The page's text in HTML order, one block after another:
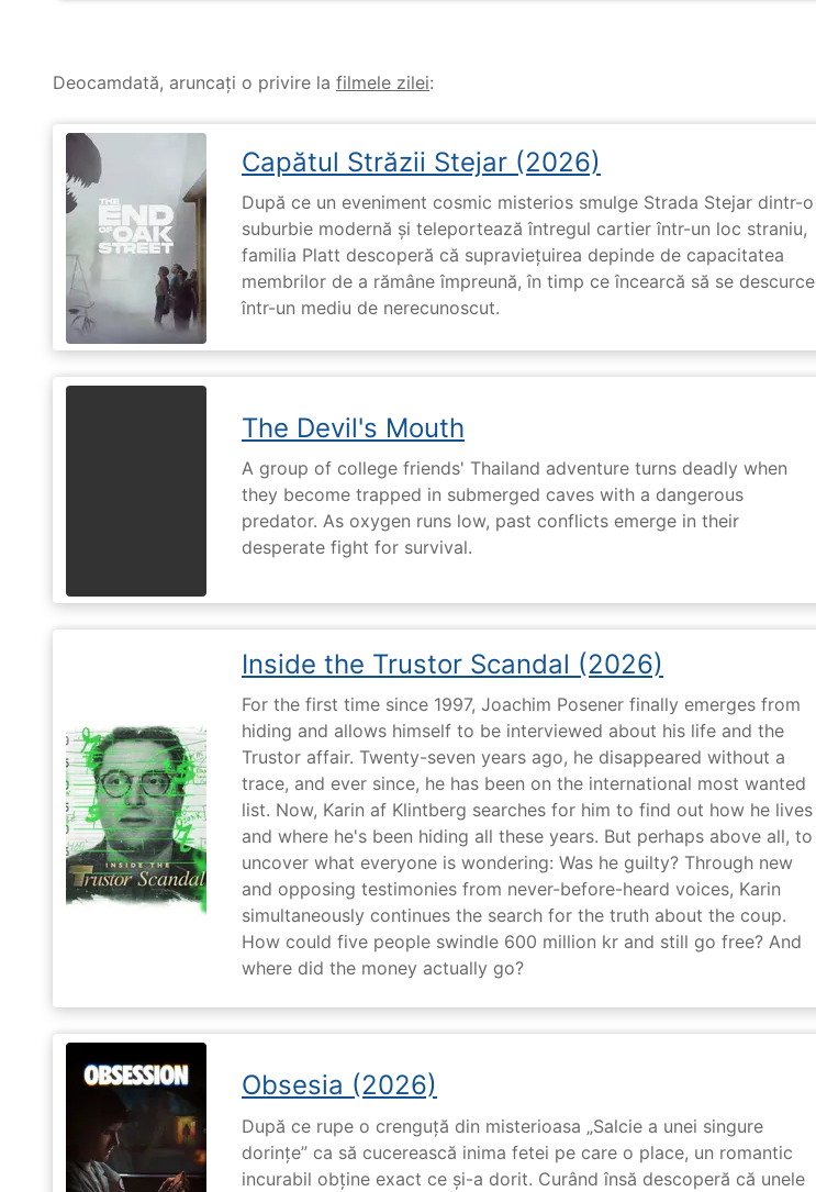
Deocamdată, aruncați o privire la filmele zilei:
Capătul Străzii Stejar (2026)
După ce un eveniment cosmic misterios smulge Strada Stejar dintr-o
suburbie modernă și teleportează întregul cartier într-un loc straniu,
familia Platt descoperă că supraviețuirea depinde de capacitatea
membrilor de a rămâne împreună, în timp ce încearcă să se descurce
într-un mediu de nerecunoscut.
The Devil's Mouth
A group of college friends' Thailand adventure turns deadly when
they become trapped in submerged caves with a dangerous
predator. As oxygen runs low, past conflicts emerge in their
desperate fight for survival.
Inside the Trustor Scandal (2026)
For the first time since 1997, Joachim Posener finally emerges from
hiding and allows himself to be interviewed about his life and the
Trustor affair. Twenty-seven years ago, he disappeared without a
trace, and ever since, he has been on the international most wanted
list. Now, Karin af Klintberg searches for him to find out how he lives
and where he's been hiding all these years. But perhaps above all, to
uncover what everyone is wondering: Was he guilty? Through new
and opposing testimonies from never-before-heard voices, Karin
simultaneously continues the search for the truth about the coup.
How could five people swindle 600 million kr and still go free? And
where did the money actually go?
Obsesia (2026)
După ce rupe o crenguță din misterioasa „Salcie a unei singure
dorințe” ca să cucerească inima fetei pe care o place, un romantic
incurabil obține exact ce și-a dorit. Curând însă descoperă că unele